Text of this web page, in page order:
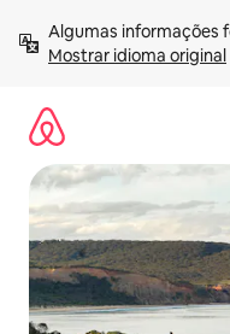
para
Mostrar idioma original